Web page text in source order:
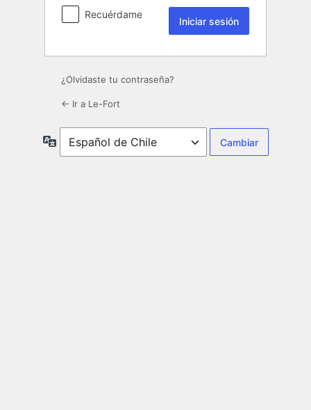
Recuérdame
¿Olvidaste tu contraseña?
← Ir a Le-Fort
Idioma